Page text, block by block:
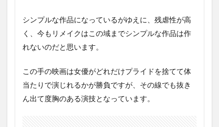
ガー
6
ブラ
ッデ
ィ・
シンプルな作品になっているがゆえに、残虐性が高
く、今もリメイクはこの域までシンプルな作品は作
れないのだと思います。
この手の映画は女優がどれだけプライドを捨てて体
当たりで演じれるかが勝負ですが、その線でも抜き
ん出て度胸のある演技となっています。